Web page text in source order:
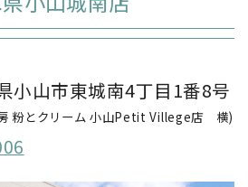
小山市東城南4丁目1番8号
粉とクリーム 小山Petit Villege店 横)